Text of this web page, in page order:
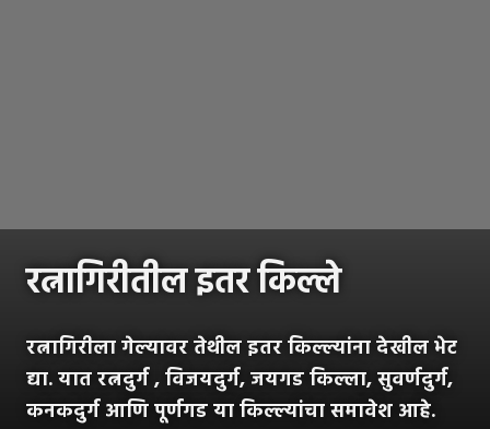
रत्नागिरीतील इतर किल्ले
रत्नागिरीला गेल्यावर तेथील इतर किल्ल्यांना देखील भेट
द्या. यात रत्नदुर्ग , विजयदुर्ग, जयगड किल्ला, सुवर्णदुर्ग,
कनकदुर्ग आणि पूर्णगड या किल्ल्यांचा समावेश आहे.